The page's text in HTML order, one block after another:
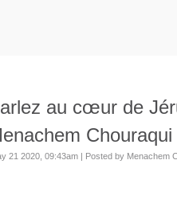
au cœur de
Chouraqui
21 2020, 09:43am | Posted by Menachem